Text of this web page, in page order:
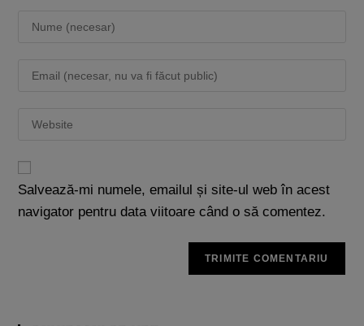
Salvează-mi numele, emailul și site-ul web în acest
navigator pentru data viitoare când o să comentez.